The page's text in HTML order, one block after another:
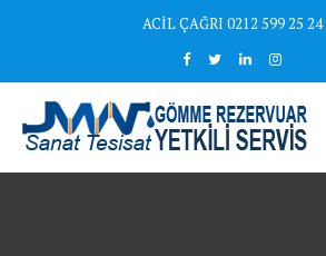
ACİL ÇAĞRI 0212 599 25 24